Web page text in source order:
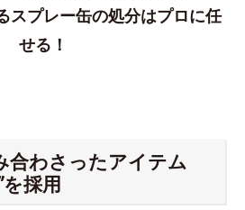
スプレー缶の処分はプロに任
せる！
合わさったアイテム
を採用